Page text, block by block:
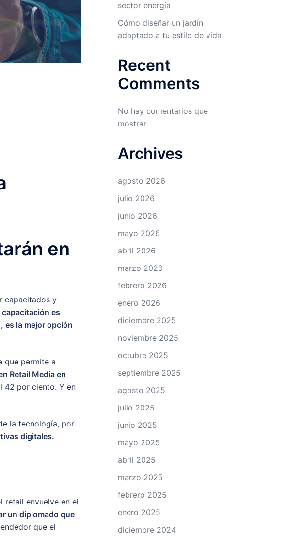
en
capacitados y
es
, es la mejor opción
que permite a
Retail Media en
42 por ciento. Y en
la tecnología, por
digitales.
retail envuelve en el
un diplomado que
que el
sector energía
Cómo diseñar un jardín
adaptado a tu estilo de vida
Recent
Comments
No hay comentarios que
mostrar.
Archives
agosto 2026
julio 2026
junio 2026
mayo 2026
abril 2026
marzo 2026
febrero 2026
enero 2026
diciembre 2025
noviembre 2025
octubre 2025
septiembre 2025
agosto 2025
julio 2025
junio 2025
mayo 2025
abril 2025
marzo 2025
febrero 2025
enero 2025
diciembre 2024